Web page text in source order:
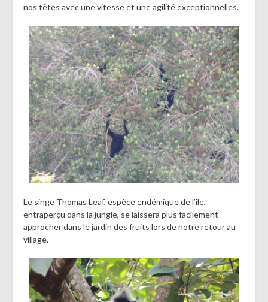
nos têtes avec une vitesse et une agilité exceptionnelles.
Le singe Thomas Leaf, espèce endémique de l’île,
entraperçu dans la jungle, se laissera plus facilement
approcher dans le jardin des fruits lors de notre retour au
village.